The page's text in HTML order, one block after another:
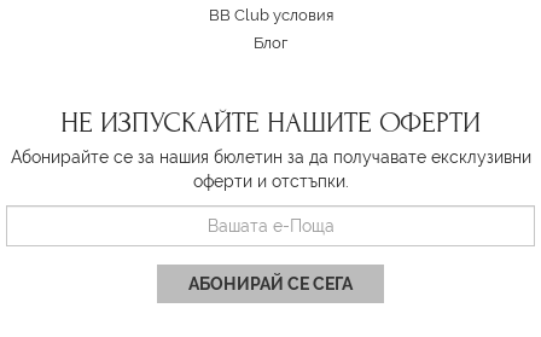
BB Club условия
Блог
НЕ ИЗПУСКАЙТЕ НАШИТЕ ОФЕРТИ
Абонирайте се за нашия бюлетин за да получавате ексклузивни
оферти и отстъпки.
АБОНИРАЙ СЕ СЕГА